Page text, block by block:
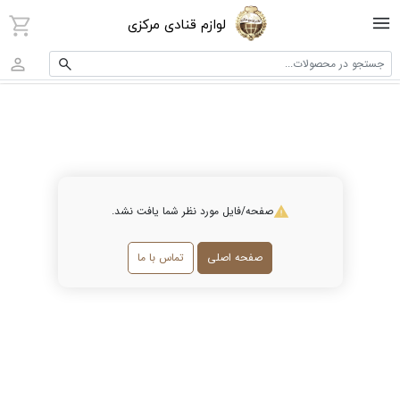
لوازم قنادی مرکزی
جستجو در محصولات...
صفحه/فایل مورد نظر شما یافت نشد.
صفحه اصلی تماس با ما